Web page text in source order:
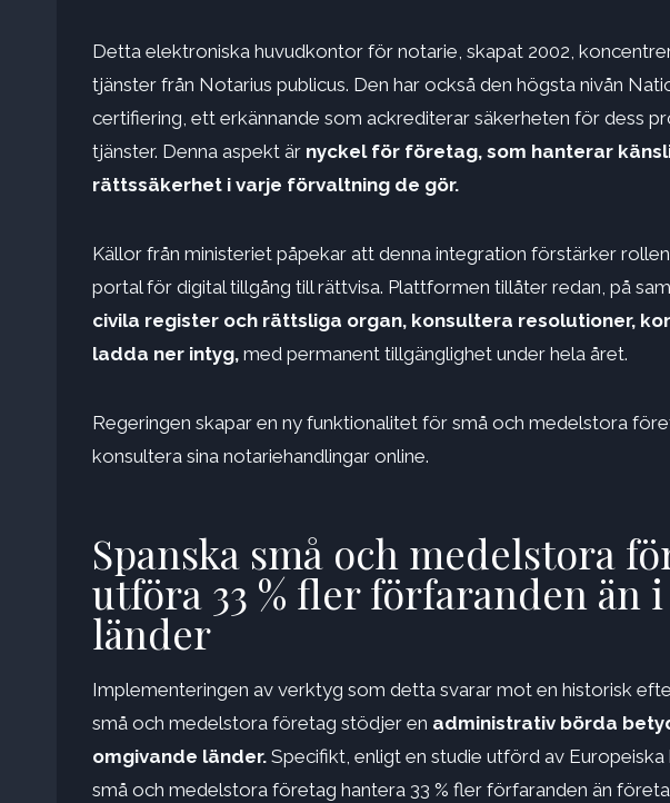
Detta elektroniska huvudkontor för notarie, skapat 2002,
tjänster från Notarius publicus. Den har också den högsta nivån
certifiering, ett erkännande som ackrediterar säkerheten för dess
tjänster. Denna aspekt är nyckel för företag, som hanterar
rättssäkerhet i varje förvaltning de gör.
Källor från ministeriet påpekar att denna integration förstärker
portal för digital tillgång till rättvisa. Plattformen tillåter redan, på
civila register och rättsliga organ, konsultera resolutioner,
ladda ner intyg, med permanent tillgänglighet under hela året.
Regeringen skapar en ny funktionalitet för små och medelstora
konsultera sina notariehandlingar online.
Spanska små och medelstora
utföra 33 % fler förfaranden än
länder
Implementeringen av verktyg som detta svarar mot en historisk
små och medelstora företag stödjer en administrativ börda
omgivande länder. Specifikt, enligt en studie utförd av
små och medelstora företag hantera 33 % fler förfaranden än